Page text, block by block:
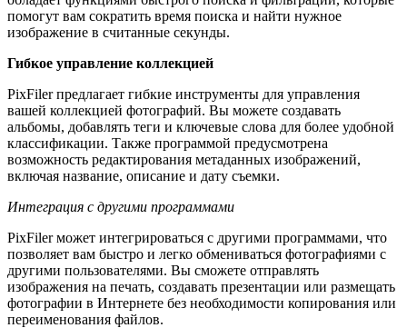
помогут вам сократить время поиска и найти нужное
изображение в считанные секунды.
Гибкое управление коллекцией
PixFiler предлагает гибкие инструменты для управления
вашей коллекцией фотографий. Вы можете создавать
альбомы, добавлять теги и ключевые слова для более удобной
классификации. Также программой предусмотрена
возможность редактирования метаданных изображений,
включая название, описание и дату съемки.
Интеграция с другими программами
PixFiler может интегрироваться с другими программами, что
позволяет вам быстро и легко обмениваться фотографиями с
другими пользователями. Вы сможете отправлять
изображения на печать, создавать презентации или размещать
фотографии в Интернете без необходимости копирования или
переименования файлов.